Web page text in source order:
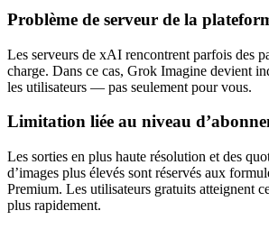
Problème de serveur de la
Les serveurs de xAI rencontrent parfois des
charge. Dans ce cas, Grok Imagine devient
les utilisateurs — pas seulement pour vous.
Limitation liée au niveau
Les sorties en plus haute résolution et des
d’images plus élevés sont réservés aux
Premium. Les utilisateurs gratuits atteignent
plus rapidement.